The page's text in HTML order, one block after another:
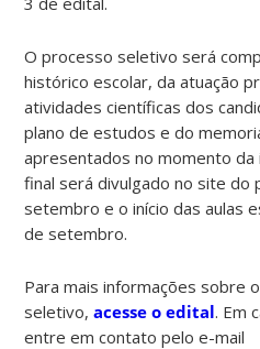
O processo seletivo será
histórico escolar, da atuação
atividades científicas dos
plano de estudos e do
apresentados no momento da
final será divulgado no site do
setembro e o início das aulas
de setembro.
Para mais informações sobre
seletivo,acesse o edital. Em
entre em contato pelo e-mail